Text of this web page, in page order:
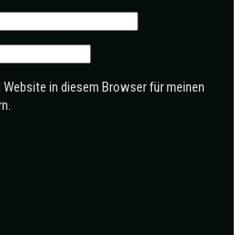
in diesem Browser für meinen